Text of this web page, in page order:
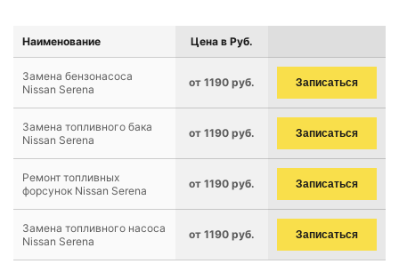
Наименование Цена в Руб.
Замена бензонасоса
Nissan Serena
от 1190 руб. Записаться
Замена топливного бака
Nissan Serena
от 1190 руб. Записаться
Ремонт топливных
форсунок Nissan Serena
от 1190 руб. Записаться
Замена топливного насоса
Nissan Serena
от 1190 руб. Записаться